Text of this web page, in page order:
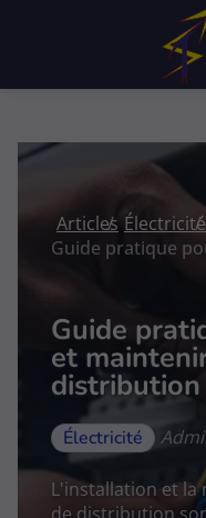
Articles Électricité
Guide
et
distribution
Électricité
L'installation et la
de distribution